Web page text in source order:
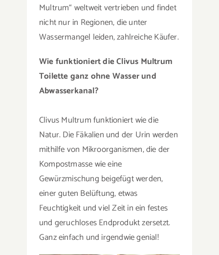
Multrum“ weltweit vertrieben und findet
nicht nur in Regionen, die unter
Wassermangel leiden, zahlreiche Käufer.
Wie funktioniert die Clivus Multrum
Toilette ganz ohne Wasser und
Abwasserkanal?
Clivus Multrum funktioniert wie die
Natur. Die Fäkalien und der Urin werden
mithilfe von Mikroorganismen, die der
Kompostmasse wie eine
Gewürzmischung beigefügt werden,
einer guten Belüftung, etwas
Feuchtigkeit und viel Zeit in ein festes
und geruchloses Endprodukt zersetzt.
Ganz einfach und irgendwie genial!